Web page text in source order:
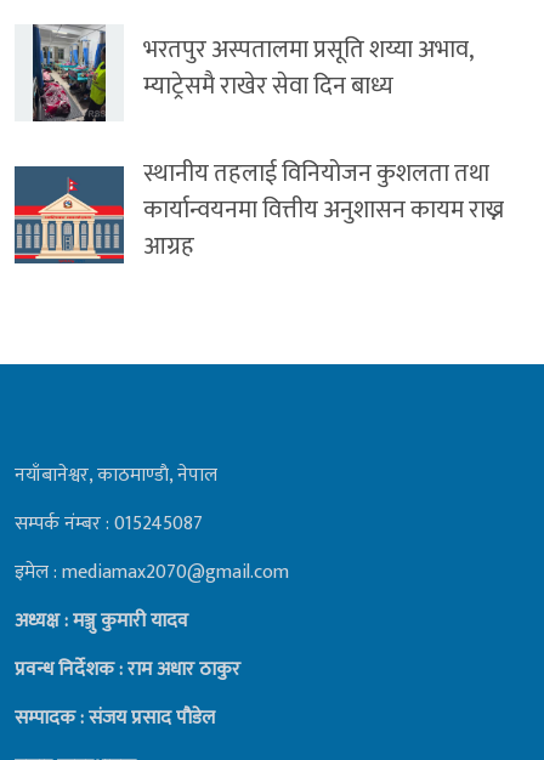
भरतपुर अस्पतालमा प्रसूति शय्या अभाव,
म्याट्रेसमै राखेर सेवा दिन बाध्य
स्थानीय तहलाई विनियोजन कुशलता तथा
कार्यान्वयनमा वित्तीय अनुशासन कायम राख्न
आग्रह
नयाँबानेश्वर, काठमाण्डाै, नेपाल
सम्पर्क नंम्बर : 015245087
इमेल : mediamax2070@gmail.com
अध्यक्ष : मञ्जु कुमारी यादव
प्रवन्ध निर्देशक : राम अधार ठाकुर
सम्पादक : संजय प्रसाद पाैडेल